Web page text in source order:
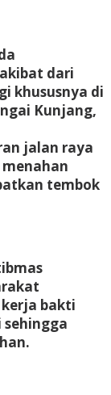
dari
khususnya di
Kunjang,
jalan raya
tembok
bakti